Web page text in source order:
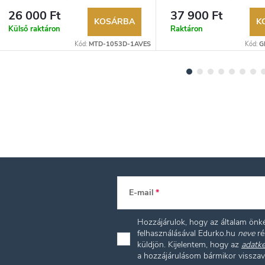
lehetőség. Hivatalos márkakereskedő.
26 000 Ft
Külső raktáron
KOSÁRBA
Kód: MTD-1053D-1AVES
lehetőség. Hivatalos
37 900 Ft
Raktáron
Kód:
E-mail
Hozzájárulok, hogy az általam
felhasználásával Edurko.hu neve
küldjön. Kijelentem, hogy az
a hozzájárulásom bármikor